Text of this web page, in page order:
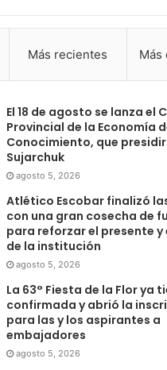
Más recientes Más
El 18 de agosto se lanza el
Provincial de la Economía
Conocimiento, que
Sujarchuk
agosto 5, 2026
Atlético Escobar finalizó
con una gran cosecha de
para reforzar el presente y
de la institución
agosto 5, 2026
La 63° Fiesta de la Flor ya
confirmada y abrió la
para las y los aspirantes a
embajadores
agosto 5, 2026